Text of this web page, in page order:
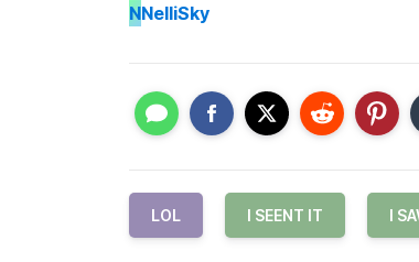
NNelliSky
LOL I SEENT IT I